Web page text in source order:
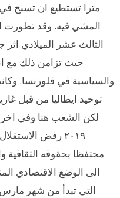
مترا تستطيع ان تسبح
المشي فيه. وقد تطورت
الثالث عشر الميلادي اثر
حيث تزامن ذلك مع
والسياسية في فلورنسا.
توحيد ايطاليا من قبل
لكن الشعب هنا وفي اخر
٢٠١٩ رفض
محتفظا بحقوقه الثقافية
الى الوضع الاقتصادي
التي تبدأ من شهر